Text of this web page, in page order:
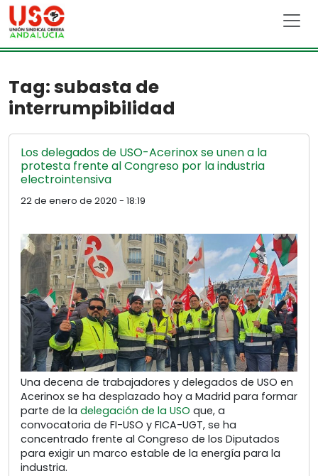
Skip to main content
Tag: subasta de
interrumpibilidad
Los delegados de USO-Acerinox se unen a la
protesta frente al Congreso por la industria
electrointensiva
22 de enero de 2020 - 18:19
Una decena de trabajadores y delegados de USO en
Acerinox se ha desplazado hoy a Madrid para formar
parte de la delegación de la USO que, a
convocatoria de FI-USO y FICA-UGT, se ha
concentrado frente al Congreso de los Diputados
para exigir un marco estable de la energía para la
industria.